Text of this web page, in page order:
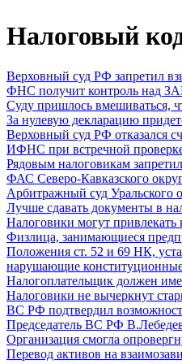
Налоговый
Верховный суд РФ запретил
ФНС получит контроль над
Суду пришлось вмешиваться,
За нулевую декларацию
Верховный суд РФ отказался
ИФНС при встречной проверке
Рядовым налоговикам
ФАС Северо-Кавказского
Арбитражный суд Уральского
Лучше сдавать документы в
Налоговики могут привлекать
Физлица, занимающиеся
Положения ст. 52 и 69 НК,
нарушающие
Налогоплательщик должен
Налоговики не вычеркнут
ВС РФ подтвердил
Председатель ВС РФ
Организация смогла
Перевод активов на